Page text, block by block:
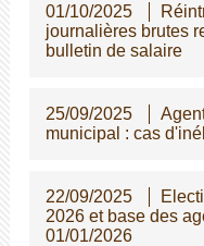
01/10/2025
journalières brutes
bulletin de salaire
25/09/2025
municipal : cas
22/09/2025
2026 et base des
01/01/2026